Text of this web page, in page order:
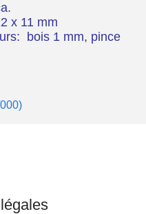
x 11 mm
bois 1 mm, pince